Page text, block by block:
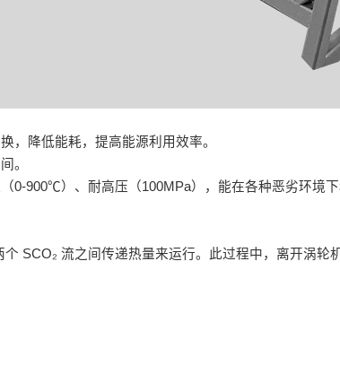
，降低能耗，提高能源利用效率。
。
0-900℃）、耐高压（100MPa），能在各种恶劣环境下
SCO₂ 流之间传递热量来运行。此过程中，离开涡